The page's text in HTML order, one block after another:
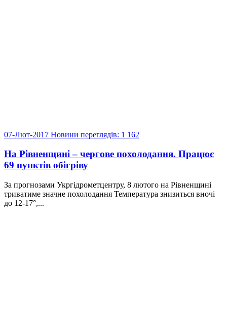
07-Лют-2017 Новини переглядів: 1 162
На Рівненщині – чергове похолодання. Працює
69 пунктів обігріву
За прогнозами Укргідрометцентру, 8 лютого на Рівненщині
триватиме значне похолодання Температура знизиться вночі
до 12-17°,...